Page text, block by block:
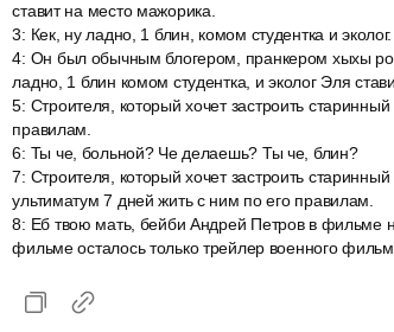
ставит на место мажорика.
3: Кек, ну ладно, 1 блин, комом студентка и эколог.
4: Он был обычным блогером, пранкером хыхы
ладно, 1 блин комом студентка, и эколог Эля
5: Строителя, который хочет застроить
правилам.
6: Ты че, больной? Че делаешь? Ты че, блин?
7: Строителя, который хочет застроить
ультиматум 7 дней жить с ним по его правилам.
8: Еб твою мать, бейби Андрей Петров в фильме
фильме осталось только трейлер военного